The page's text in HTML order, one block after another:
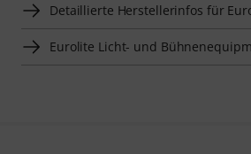
Detaillierte Herstellerinfos für
Eurolite Licht- und